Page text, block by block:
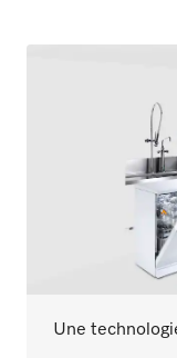
Une